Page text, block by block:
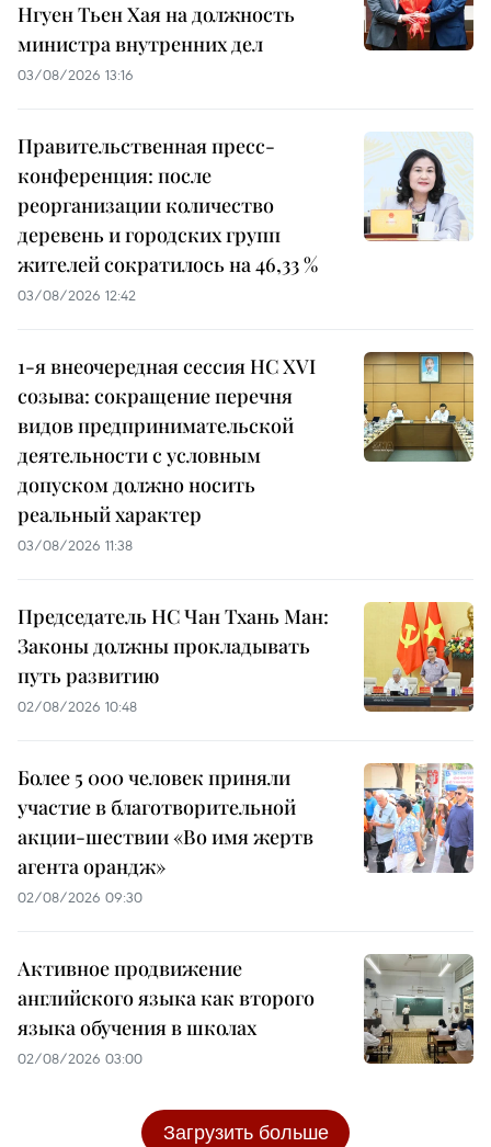
Нгуен Тьен Хая на должность
министра внутренних дел
03/08/2026 13:16
Правительственная пресс-
конференция: после
реорганизации количество
деревень и городских групп
жителей сократилось на 46,33 %
03/08/2026 12:42
1-я внеочередная сессия НС XVI
созыва: сокращение перечня
видов предпринимательской
деятельности с условным
допуском должно носить
реальный характер
03/08/2026 11:38
Председатель НС Чан Тхань Ман:
Законы должны прокладывать
путь развитию
02/08/2026 10:48
Более 5 000 человек приняли
участие в благотворительной
акции-шествии «Во имя жертв
агента орандж»
02/08/2026 09:30
Активное продвижение
английского языка как второго
языка обучения в школах
02/08/2026 03:00
Загрузить больше